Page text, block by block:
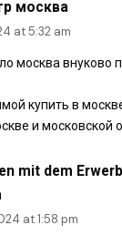
москва
at 5:32 am
москва внуково
купить в
и московской
mit dem
at 1:58 pm